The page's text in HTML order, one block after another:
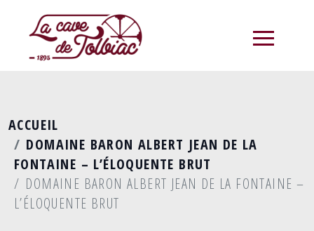
ACCUEIL
DOMAINE BARON ALBERT JEAN DE LA
FONTAINE – L’ÉLOQUENTE BRUT
DOMAINE BARON ALBERT JEAN DE LA FONTAINE –
L’ÉLOQUENTE BRUT